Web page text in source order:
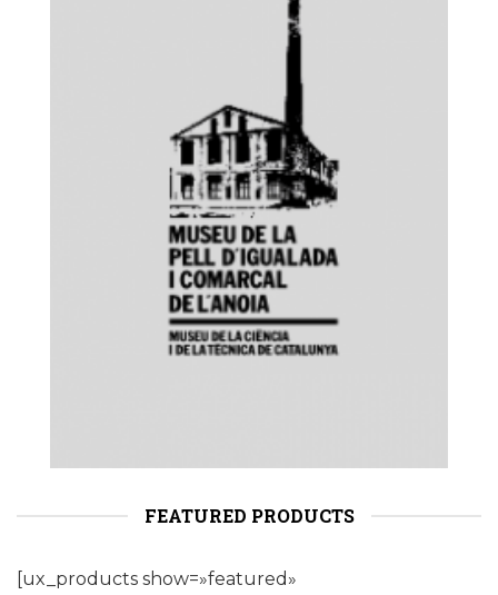
FEATURED PRODUCTS
[ux_products show=»featured»